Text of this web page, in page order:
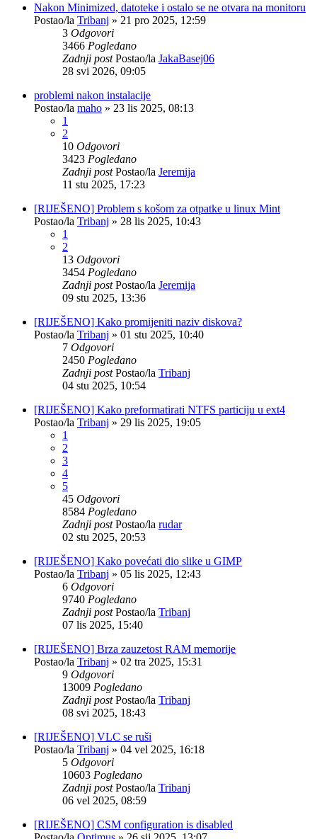
Nakon Minimized, datoteke i ostalo se ne otvara na monitoru
Postao/la Tribanj » 21 pro 2025, 12:59
3 Odgovori
3466 Pogledano
Zadnji postPostao/la JakaBasej06
28 svi 2026, 09:05
problemi nakon instalacije
Postao/la maho » 23 lis 2025, 08:13
1
2
10 Odgovori
3423 Pogledano
Zadnji postPostao/la Jeremija
11 stu 2025, 17:23
[RIJEŠENO] Problem s košom za otpatke u linux Mint
Postao/la Tribanj » 28 lis 2025, 10:43
1
2
13 Odgovori
3454 Pogledano
Zadnji postPostao/la Jeremija
09 stu 2025, 13:36
[RIJEŠENO] Kako promijeniti naziv diskova?
Postao/la Tribanj » 01 stu 2025, 10:40
7 Odgovori
2450 Pogledano
Zadnji postPostao/la Tribanj
04 stu 2025, 10:54
[RIJEŠENO] Kako preformatirati NTFS particiju u ext4
Postao/la Tribanj » 29 lis 2025, 19:05
1
2
3
4
5
45 Odgovori
8584 Pogledano
Zadnji postPostao/la rudar
02 stu 2025, 20:53
[RIJEŠENO] Kako povećati dio slike u GIMP
Postao/la Tribanj » 05 lis 2025, 12:43
6 Odgovori
9740 Pogledano
Zadnji postPostao/la Tribanj
07 lis 2025, 15:40
[RIJEŠENO] Brza zauzetost RAM memorije
Postao/la Tribanj » 02 tra 2025, 15:31
9 Odgovori
13009 Pogledano
Zadnji postPostao/la Tribanj
08 svi 2025, 18:43
[RIJEŠENO] VLC se ruši
Postao/la Tribanj » 04 vel 2025, 16:18
5 Odgovori
10603 Pogledano
Zadnji postPostao/la Tribanj
06 vel 2025, 08:59
[RIJEŠENO] CSM configuration is disabled